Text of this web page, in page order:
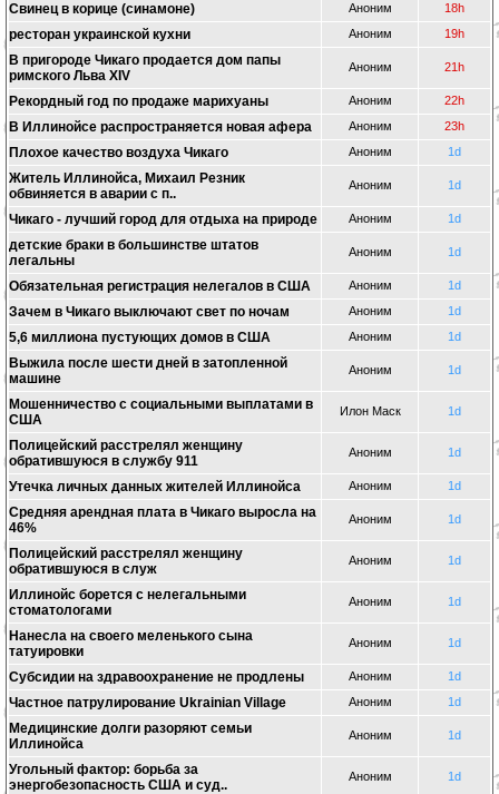
Свинец в корице (синамоне) Аноним 18h
ресторан украинской кухни Аноним 19h
В пригороде Чикаго продается дом папы
римского Льва XIV
Аноним 21h
Рекордный год по продаже марихуаны Аноним 22h
В Иллинойсе распространяется новая афера Аноним 23h
Плохое качество воздуха Чикаго Аноним 1d
Житель Иллинойса, Михаил Резник
обвиняется в аварии с п..
Аноним 1d
Чикаго - лучший город для отдыха на природе Аноним 1d
детские браки в большинстве штатов
легальны
Аноним 1d
Обязательная регистрация нелегалов в США Аноним 1d
Зачем в Чикаго выключают свет по ночам Аноним 1d
5,6 миллиона пустующих домов в США Аноним 1d
Выжила после шести дней в затопленной
машине
Аноним 1d
Mошенничество с социальными выплатами в
США
Илон Маск 1d
Полицейский расстрелял женщину
обратившуюся в службу 911
Аноним 1d
Утечка личных данных жителей Иллинойса Аноним 1d
Средняя арендная плата в Чикаго выросла на
46%
Аноним 1d
Полицейский расстрелял женщину
обратившуюся в служ
Аноним 1d
Иллинойс борется с нелегальными
стоматологами
Аноним 1d
Нанесла на своего меленького сына
татуировки
Аноним 1d
Субсидии на здравоохранение не продлены Аноним 1d
Частное патрулирование Ukrainian Village Аноним 1d
Медицинские долги разоряют семьи
Иллинойса
Аноним 1d
Угольный фактор: борьба за
энергобезопасность США и суд..
Аноним 1d